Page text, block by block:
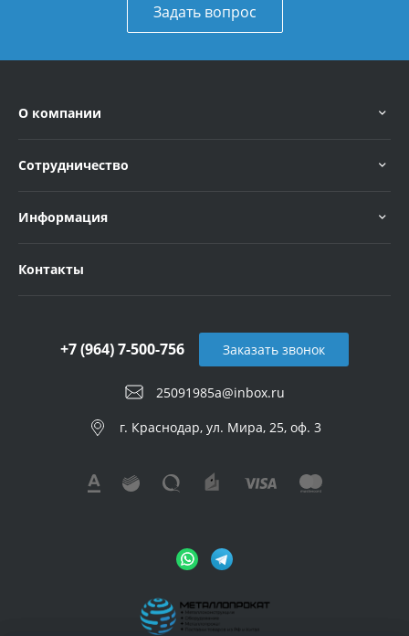
Задать вопрос
О компании
Сотрудничество
Информация
Контакты
25091985a@inbox.ru
+7 (964) 7-500-756
г. Краснодар, ул. Мира, 25, оф. 3
Заказать звонок